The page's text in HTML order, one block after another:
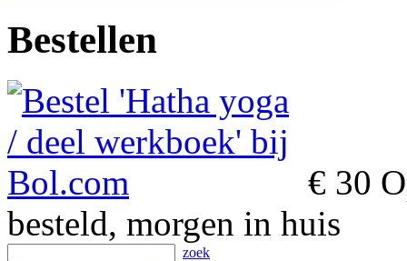
Bestellen
€ 30
besteld, morgen in huis
zoek